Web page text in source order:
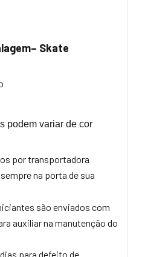
Skate
podem variar de cor
por transportadora
na porta de sua
são enviados com
auxiliar na manutenção do
para defeito de